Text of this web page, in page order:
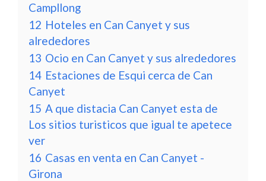
Campllong
12 Hoteles en Can Canyet y sus
alrededores
13 Ocio en Can Canyet y sus alrededores
14 Estaciones de Esqui cerca de Can
Canyet
15 A que distacia Can Canyet esta de
Los sitios turisticos que igual te apetece
ver
16 Casas en venta en Can Canyet -
Girona